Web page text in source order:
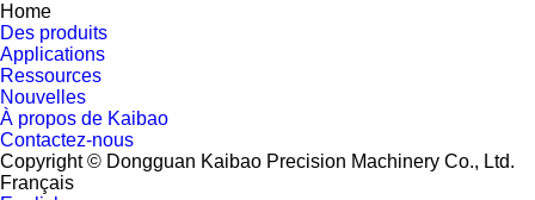
Home
Des produits
Applications
Ressources
Nouvelles
À propos de Kaibao
Contactez-nous
Copyright © Dongguan Kaibao Precision Machinery Co., Ltd.
Français